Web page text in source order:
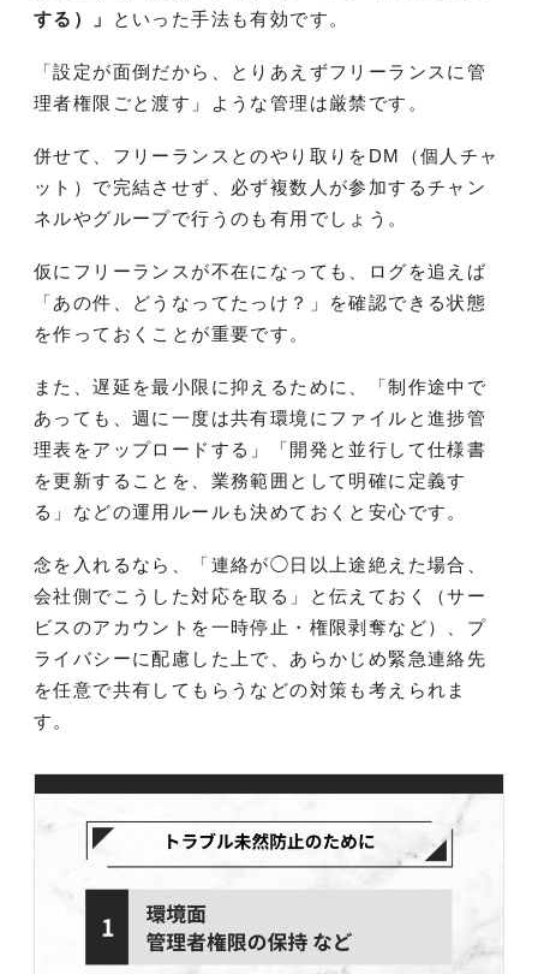
する）」
といった手法も有効です。
「設定が面倒だから、とりあえずフリーランスに管
理者権限ごと渡す」ような管理は厳禁です。
併せて、フリーランスとのやり取りをDM（個人チャ
ット）で完結させず、必ず複数人が参加するチャン
ネルやグループで行うのも有用でしょう。
仮にフリーランスが不在になっても、ログを追えば
「あの件、どうなってたっけ？」を確認できる状態
を作っておくことが重要です。
また、遅延を最小限に抑えるために、「制作途中で
あっても、週に一度は共有環境にファイルと進捗管
理表をアップロードする」「開発と並行して仕様書
を更新することを、業務範囲として明確に定義す
る」などの運用ルールも決めておくと安心です。
念を入れるなら、「連絡が◯日以上途絶えた場合、
会社側でこうした対応を取る」と伝えておく（サー
ビスのアカウントを一時停止・権限剥奪など）、プ
ライバシーに配慮した上で、あらかじめ緊急連絡先
を任意で共有してもらうなどの対策も考えられま
す。